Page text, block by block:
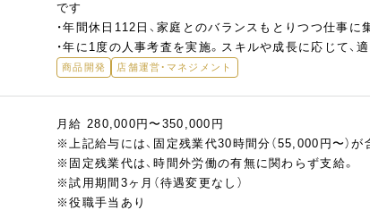
です
・年間休日112日、家庭とのバランスもとりつつ仕事に
・年に1度の人事考査を実施。スキルや成長に応じて、
商品開発 店舗運営・マネジメント
月給 280,000円〜350,000円
※上記給与には、固定残業代30時間分（55,000円〜）
※固定残業代は、時間外労働の有無に関わらず支給。
※試用期間3ヶ月（待遇変更なし）
※役職手当あり